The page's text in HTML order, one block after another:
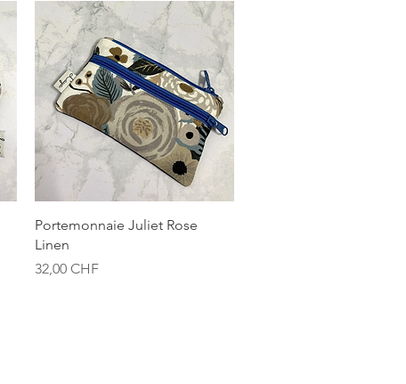
Aperçu rapide
Portemonnaie Juliet Rose
Linen
Prix
32,00 CHF